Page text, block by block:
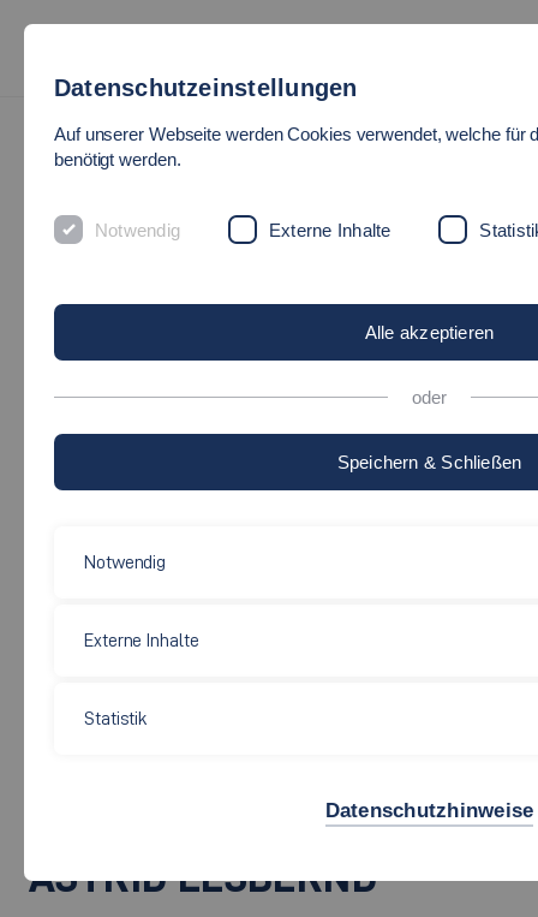
DIPL.-KAUFFRAU (FH)
ASTRID ELSBERND
Datenschutzeinstellungen
Auf unserer Webseite werden Cookies verwendet, welche für
benötigt werden.
Notwendig Externe Inhalte
Alle akzeptieren
oder
Speichern & Schließen
Notwendig
Externe Inhalte
Statistik
Datenschutzhinweise